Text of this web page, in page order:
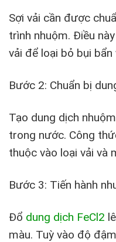
Sợi vải cần được
trình nhuộm. Điều
vải để loại bỏ bụi bẩn
Bước 2: Chuẩn bị
Tạo dung dịch
trong nước. Công
thuộc vào loại vải và
Bước 3: Tiến hành
Đổ dung dịch FeCl2
màu. Tuỳ vào độ